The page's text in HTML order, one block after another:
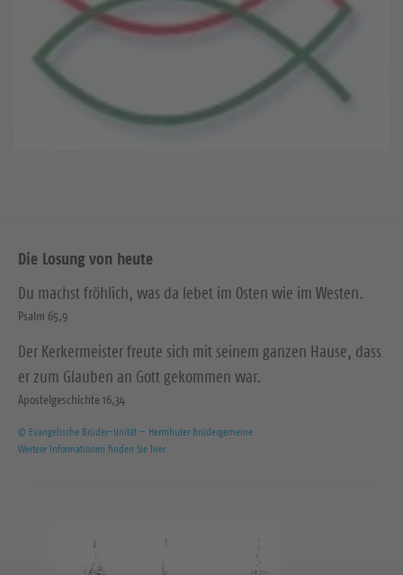
Die Losung von heute
Du machst fröhlich, was da lebet im Osten wie im Westen.
Psalm 65,9
Der Kerkermeister freute sich mit seinem ganzen Hause, dass
er zum Glauben an Gott gekommen war.
Apostelgeschichte 16,34
© Evangelische Brüder-Unität – Herrnhuter Brüdergemeine
Weitere Informationen finden Sie hier